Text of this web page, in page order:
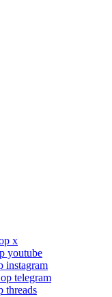
x
youtube
instagram
telegram
threads